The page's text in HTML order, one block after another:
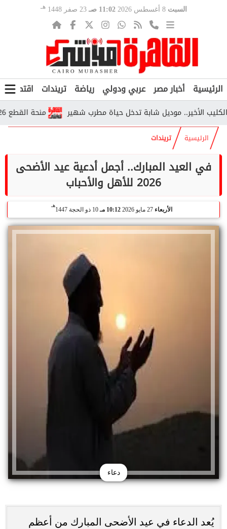
السبت 8 أغسطس 2026 11:02 صـ 23 صفر 1448 هـ
الرئيسية أخبار مصر عربي ودولي رياضة تريندات اقتصاد
منحة القطع 2026.. من يستحقها وكم تبلغ قيمتها وفق التأمينات؟ الأخير.. موديل شابة تدخل حياة مطرب شهير
الرئيسية تريندات
في العيد المبارك.. أجمل أدعية عيد الأضحى
2026 للأهل والأحباب
الأربعاء 27 مايو 2026 10:12 مـ 10 ذو الحجة 1447
هـ
دعاء
يُعد الدعاء في عيد الأضحى المبارك من أعظم